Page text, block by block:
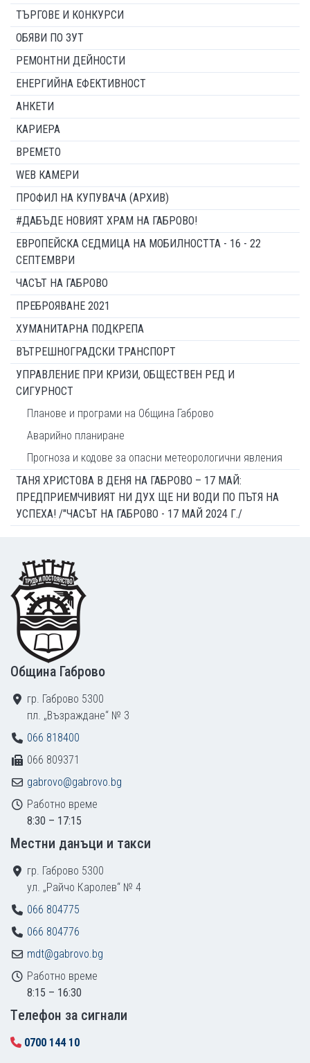
ТЪРГОВЕ И КОНКУРСИ
ОБЯВИ ПО ЗУТ
РЕМОНТНИ ДЕЙНОСТИ
ЕНЕРГИЙНА ЕФЕКТИВНОСТ
АНКЕТИ
КАРИЕРА
ВРЕМЕТО
WEB КАМЕРИ
ПРОФИЛ НА КУПУВАЧА (АРХИВ)
#ДАБЪДЕ НОВИЯТ ХРАМ НА ГАБРОВО!
ЕВРОПЕЙСКА СЕДМИЦА НА МОБИЛНОСТТА - 16 - 22
СЕПТЕМВРИ
ЧАСЪТ НА ГАБРОВО
ПРЕБРОЯВАНЕ 2021
ХУМАНИТАРНА ПОДКРЕПА
ВЪТРЕШНОГРАДСКИ ТРАНСПОРТ
УПРАВЛЕНИЕ ПРИ КРИЗИ, ОБЩЕСТВЕН РЕД И
СИГУРНОСТ
Планове и програми на Община Габрово
Аварийно планиране
Прогноза и кодове за опасни метеорологични явления
ТАНЯ ХРИСТОВА В ДЕНЯ НА ГАБРОВО – 17 МАЙ:
ПРЕДПРИЕМЧИВИЯТ НИ ДУХ ЩЕ НИ ВОДИ ПО ПЪТЯ НА
УСПЕХА! /"ЧАСЪТ НА ГАБРОВО - 17 МАЙ 2024 Г./
Footer
Община Габрово
гр. Габрово 5300
пл. „Възраждане“ № 3
066 818400
066 809371
gabrovo@gabrovo.bg
Работно време
8:30 – 17:15
Местни данъци и такси
гр. Габрово 5300
ул. „Райчо Каролев“ № 4
066 804775
066 804776
mdt@gabrovo.bg
Работно време
8:15 – 16:30
Tелефон за сигнали
0700 144 10